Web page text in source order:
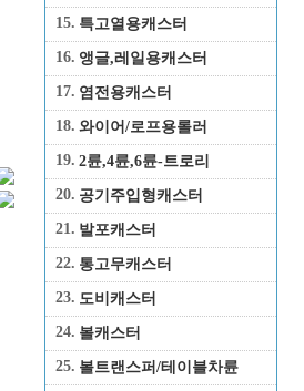
15. 특고열용캐스터
16. 앵글,레일용캐스터
17. 염전용캐스터
18. 와이어/로프용롤러
19. 2륜,4륜,6륜-트로리
20. 공기주입형캐스터
21. 발포캐스터
22. 통고무캐스터
23. 도비캐스터
24. 볼캐스터
25. 볼트랜스퍼/테이블차륜